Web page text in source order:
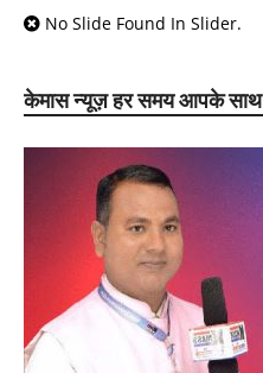
No Slide Found In Slider.
केमास न्यूज़ हर समय आपके साथ